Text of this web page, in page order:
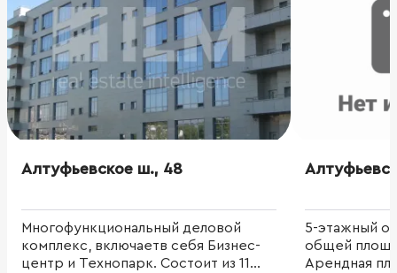
Алтуфьевское ш., 48
Многофункциональный деловой
комплекс, включаетв себя Бизнес-
центр и Технопарк. Состоит из 11
5-этажный
общей
Арендная